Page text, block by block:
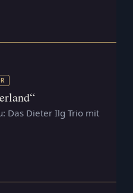
Das Dieter Ilg Trio mit